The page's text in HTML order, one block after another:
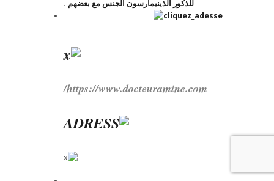
للذكور الذينيمارسون الجنس مع بعضهم .
https://www.docteuramine.com/